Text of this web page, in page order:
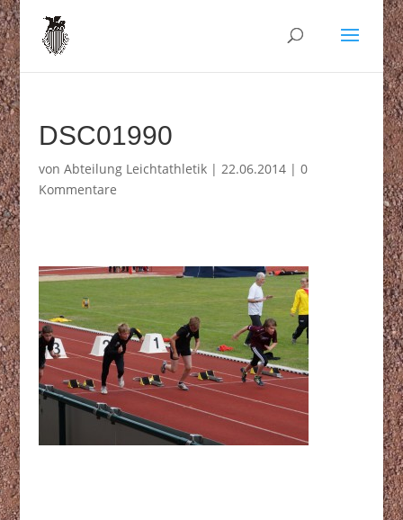
DSC01990
von Abteilung Leichtathletik| 22.06.2014| 0
Kommentare